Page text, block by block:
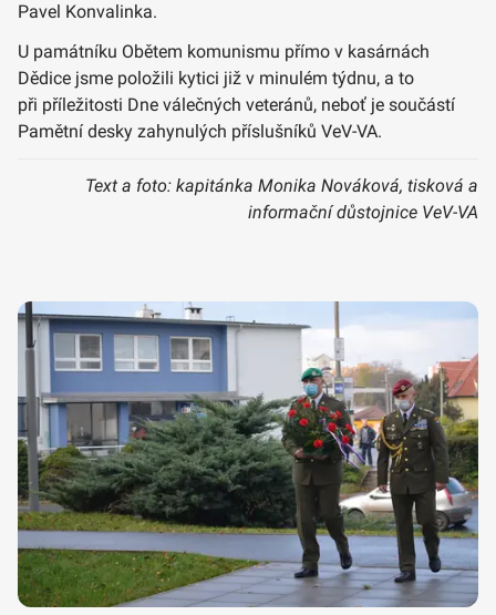
Pavel Konvalinka.
U památníku Obětem komunismu přímo v kasárnách
Dědice jsme položili kytici již v minulém týdnu, a to
při příležitosti Dne válečných veteránů, neboť je součástí
Pamětní desky zahynulých příslušníků VeV-VA.
Text a foto: kapitánka Monika Nováková, tisková a
informační důstojnice VeV-VA